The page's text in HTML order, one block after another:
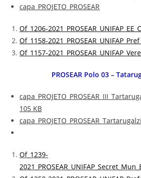
capa_PROJETO_PROSEAR
Of_1206-
Of_1158-
Of_1157-
PROSEAR Polo 03 –
105 KB
Of_1239-